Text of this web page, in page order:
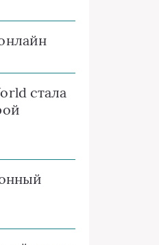
стала